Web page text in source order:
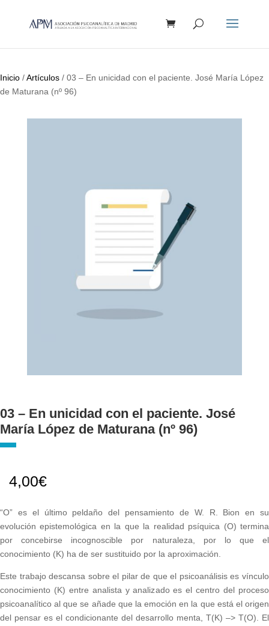
productos
Inicio /Artículos / 03 – En unicidad con el paciente. José María López
de Maturana (nº 96)
03 – En unicidad con el paciente. José
María López de Maturana (nº 96)
4,00€
“O” es el último peldaño del pensamiento de W. R. Bion en su
evolución epistemológica en la que la realidad psíquica (O) termina
por concebirse incognoscible por naturaleza, por lo que el
conocimiento (K) ha de ser sustituido por la aproximación.
Este trabajo descansa sobre el pilar de que el psicoanálisis es vínculo
conocimiento (K) entre analista y analizado es el centro del proceso
psicoanalítico al que se añade que la emoción en la que está el origen
del pensar es el condicionante del desarrollo menta, T(K) –> T(O). El